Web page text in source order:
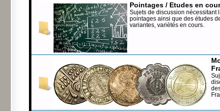
Pointages / Etudes en
Sujets de discussion nécessitant
pointages ainsi que des études
variantes, variétés en cours.